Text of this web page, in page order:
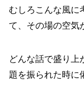
むしろこんな風に
て、その場の空気
どんな話で盛り上
題を振られた時に